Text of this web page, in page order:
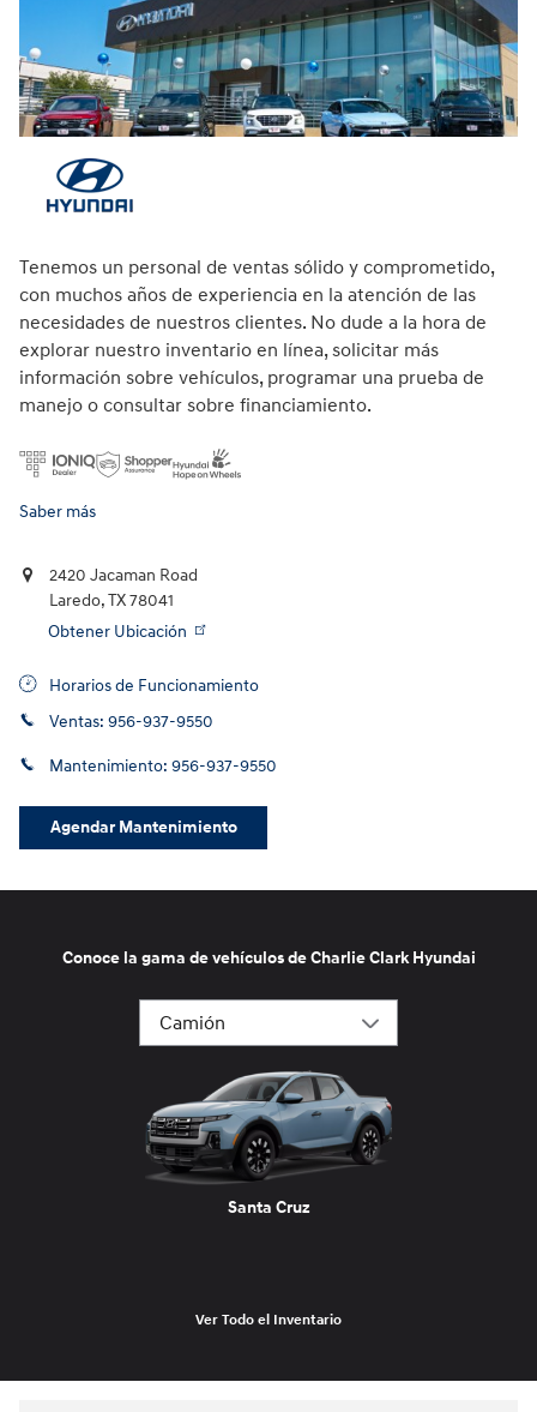
Tenemos un personal de ventas sólido y comprometido,
con muchos años de experiencia en la atención de las
necesidades de nuestros clientes. No dude a la hora de
explorar nuestro inventario en línea, solicitar más
información sobre vehículos, programar una prueba de
manejo o consultar sobre financiamiento.
Saber más
2420 Jacaman Road
Laredo,TX78041
Obtener Ubicación
Horarios de Funcionamiento
Ventas: 956-937-9550
Mantenimiento: 956-937-9550
Agendar Mantenimiento
Conoce la gama de vehículos de Charlie Clark Hyundai
Santa Cruz
Ver Todo el Inventario